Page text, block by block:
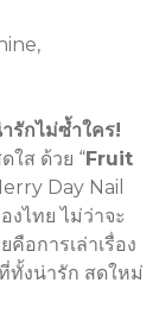
รักไม่ซ้ำใคร!
ใส ด้วย “Fruit
Day Nail
ไทย ไม่ว่าจะ
อการเล่าเรื่อง
ทั้งน่ารัก สดใหม่